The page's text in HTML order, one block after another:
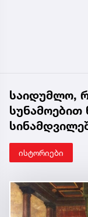
საიდუმლო,
სუნამოებით
ისტორიები